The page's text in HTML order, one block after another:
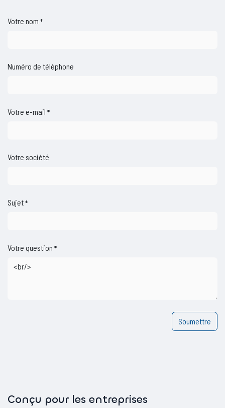
Votre nom *
Numéro de téléphone
Votre e-mail *
Votre société
Sujet*
Votre question *
Soumettre
Conçu pour les entreprises